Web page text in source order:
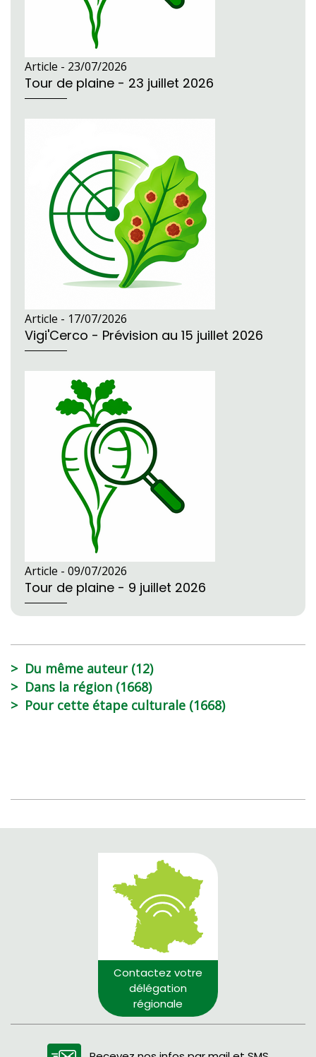
Article - 23/07/2026
Tour de plaine - 23 juillet 2026
Article - 17/07/2026
Vigi'Cerco - Prévision au 15 juillet 2026
Article - 09/07/2026
Tour de plaine - 9 juillet 2026
Du même auteur (12)
Dans la région (1668)
Pour cette étape culturale (1668)
Contactez votre
délégation
régionale